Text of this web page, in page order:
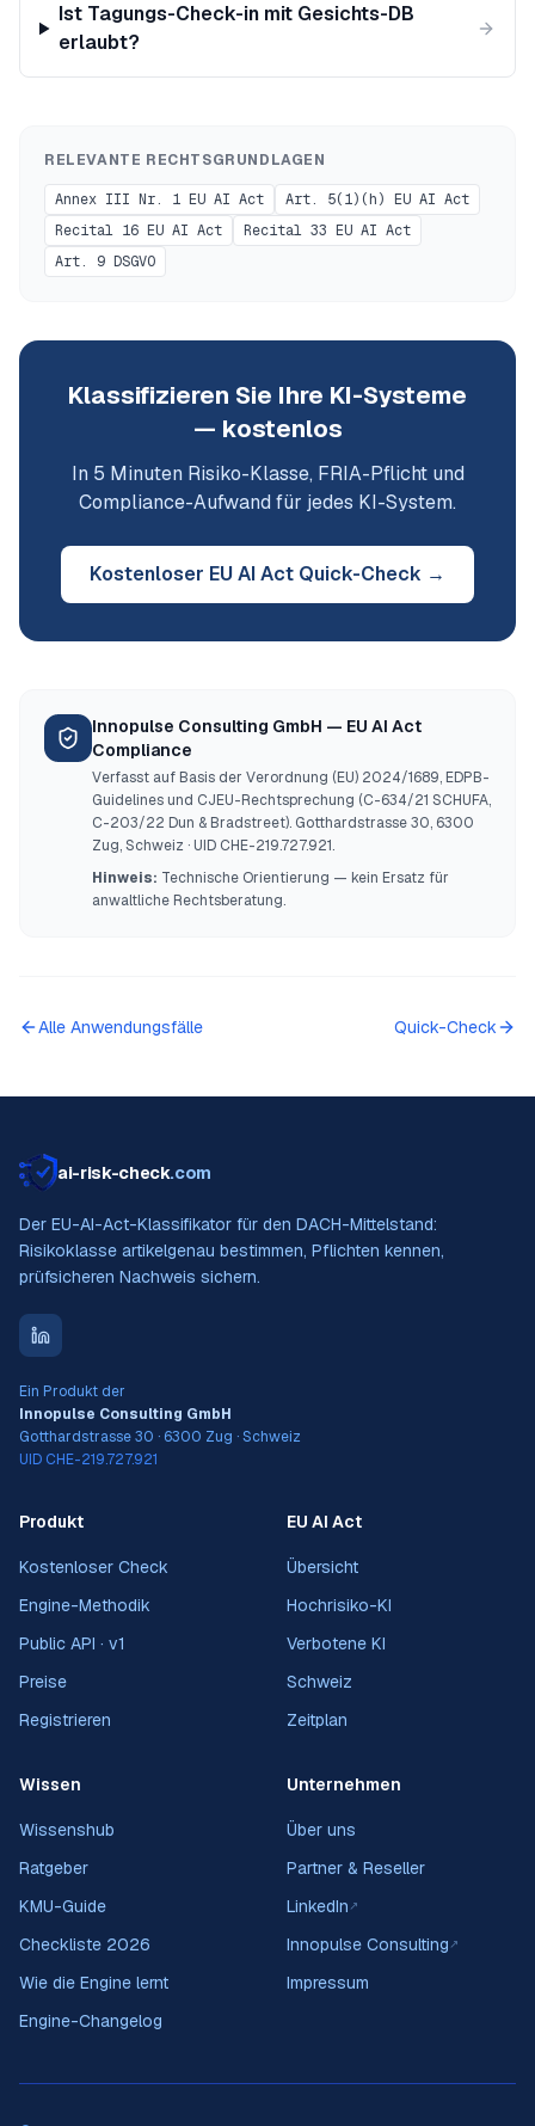
Ist Tagungs-Check-in mit Gesichts-DB
erlaubt?
RELEVANTE RECHTSGRUNDLAGEN
Annex III Nr. 1 EU AI Act
Art. 5(1)(h) EU AI Act
Recital 16 EU AI Act
Recital 33 EU AI Act
Art. 9 DSGVO
Klassifizieren Sie Ihre KI-Systeme
— kostenlos
In 5 Minuten Risiko-Klasse, FRIA-Pflicht und
Compliance-Aufwand für jedes KI-System.
Kostenloser EU AI Act Quick-Check →
Innopulse Consulting GmbH — EU AI Act
Compliance
Verfasst auf Basis der Verordnung (EU) 2024/1689, EDPB-
Guidelines und CJEU-Rechtsprechung (C-634/21 SCHUFA,
C-203/22 Dun & Bradstreet). Gotthardstrasse 30, 6300
Zug, Schweiz · UID CHE-219.727.921.
Hinweis: Technische Orientierung — kein Ersatz für
anwaltliche Rechtsberatung.
Alle Anwendungsfälle Quick-Check
ai-risk-check.com
Der EU-AI-Act-Klassifikator für den DACH-Mittelstand:
Risikoklasse artikelgenau bestimmen, Pflichten kennen,
prüfsicheren Nachweis sichern.
Ein Produkt der
Innopulse Consulting GmbH
Gotthardstrasse 30 · 6300 Zug · Schweiz
UID CHE-219.727.921
Produkt
Kostenloser Check
Engine-Methodik
Public API · v1
Preise
Registrieren
EU AI Act
Übersicht
Hochrisiko-KI
Verbotene KI
Schweiz
Zeitplan
Wissen
Wissenshub
Ratgeber
KMU-Guide
Checkliste 2026
Wie die Engine lernt
Engine-Changelog
Unternehmen
Über uns
Partner & Reseller
LinkedIn ↗
Innopulse Consulting ↗
Impressum